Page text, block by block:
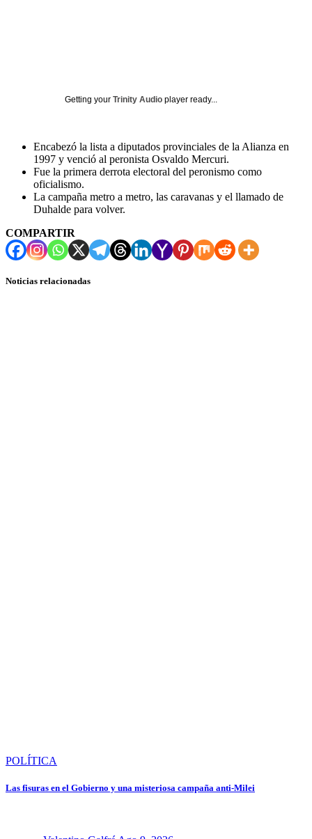
Getting your Trinity Audio player ready...
Encabezó la lista a diputados provinciales de la Alianza en
1997 y venció al peronista Osvaldo Mercuri.
Fue la primera derrota electoral del peronismo como
oficialismo.
La campaña metro a metro, las caravanas y el llamado de
Duhalde para volver.
COMPARTIR
Noticias relacionadas
POLÍTICA
Las fisuras en el Gobierno y una misteriosa campaña anti-Milei